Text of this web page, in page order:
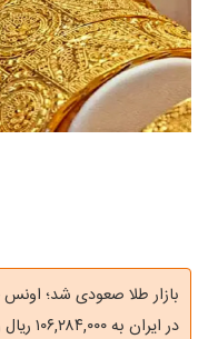
در ایران به ۱۰۶,۲۸۴,۰۰۰ ریال رسید.